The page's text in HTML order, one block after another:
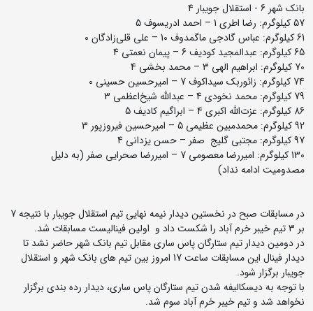
بانک شهر 6 - استقلال جویبار 4
57 کیلوگرم: رضا اطری 1 – احمد ادریسوف 5
61 کیلوگرم: عباس گادجی ماگمدوف 10 – علی قلی‌زادگان 0
65 کیلوگرم: عبدالمجید کودیف 6 – پیمان نعمتی 4
70 کیلوگرم: ابراهیم الهی 3 – محمد بخشی 4
74 کیلوگرم: زائوربک سیداکوف 7 – امیرحسین حسینی 0
79 کیلوگرم: محمد نخودی 4 – عبدالله شیخ‌اعظمی 3
86 کیلوگرم: عزت‌الله اکبری 4 – ابراگیم کادیف 5
92 کیلوگرم: محمدمبین عظیمی 5 – امیرحسین فیروزپور 3
97 کیلوگرم: مجتبی گلیج صفر – حسن یزدانی 4
130 کیلوگرم: امیررضا معصومی 7 – امیررضا صحرایی صفر (به دلیل
مصدومیت ادامه نداد)
در مسابقات صبح در نخستین دیدار نیمه نهایی تیم استقلال جویبار با نتیجه 7
بر 3 تیم خیبر خرم آباد را شکست داد و اولین فینالیست مسابقات شد.
در دومین دیدار تیم ستارگان پاس ساری مقابل تیم بانک شهر حاضر نشد تا
دیدار فینال این مسابقات ساعت 17 امروز بین تیم های بانک شهر و استقلال
جویبار برگزار شود.
با توجه به دیسکالیفه شدن تیم ستارگان پاس ساری، دیدار رده بندی برگزار
نخواهد شد و تیم خیبر خرم آباد سوم شد.